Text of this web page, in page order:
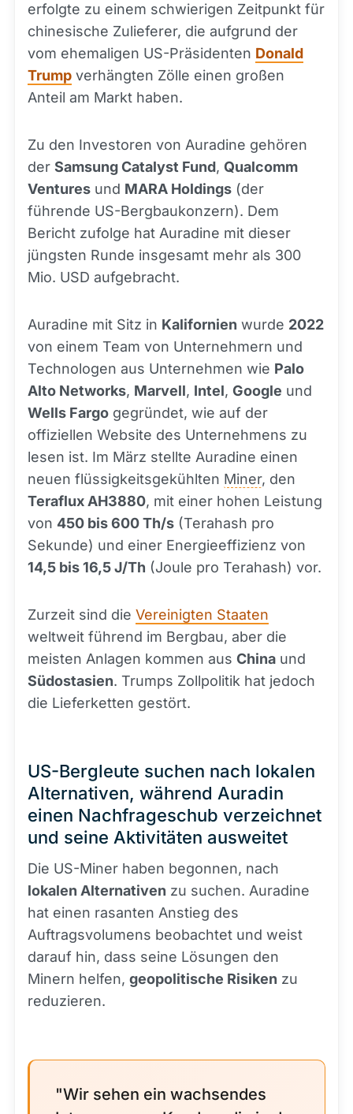
erfolgte zu einem schwierigen Zeitpunkt für
chinesische Zulieferer, die aufgrund der
vom ehemaligen US-Präsidenten Donald
Trump verhängten Zölle einen großen
Anteil am Markt haben.
Zu den Investoren von Auradine gehören
der Samsung Catalyst Fund, Qualcomm
Ventures und MARA Holdings (der
führende US-Bergbaukonzern). Dem
Bericht zufolge hat Auradine mit dieser
jüngsten Runde insgesamt mehr als 300
Mio. USD aufgebracht.
Auradine mit Sitz in Kalifornien wurde 2022
von einem Team von Unternehmern und
Technologen aus Unternehmen wie Palo
Alto Networks, Marvell, Intel, Google und
Wells Fargo gegründet, wie auf der
offiziellen Website des Unternehmens zu
lesen ist. Im März stellte Auradine einen
neuen flüssigkeitsgekühlten Miner, den
Teraflux AH3880, mit einer hohen Leistung
von 450 bis 600 Th/s (Terahash pro
Sekunde) und einer Energieeffizienz von
14,5 bis 16,5 J/Th (Joule pro Terahash) vor.
Zurzeit sind die Vereinigten Staaten
weltweit führend im Bergbau, aber die
meisten Anlagen kommen aus China und
Südostasien. Trumps Zollpolitik hat jedoch
die Lieferketten gestört.
US-Bergleute suchen nach lokalen
Alternativen, während Auradin
einen Nachfrageschub verzeichnet
und seine Aktivitäten ausweitet
Die US-Miner haben begonnen, nach
lokalen Alternativen zu suchen. Auradine
hat einen rasanten Anstieg des
Auftragsvolumens beobachtet und weist
darauf hin, dass seine Lösungen den
Minern helfen, geopolitische Risiken zu
reduzieren.
"Wir sehen ein wachsendes